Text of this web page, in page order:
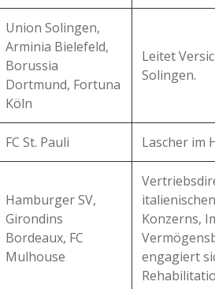
Union Solingen,
Arminia Bielefeld,
Borussia
Dortmund, Fortuna
Köln
Leitet
Solingen.
FC St. Pauli Lascher im
Hamburger SV,
Girondins
Bordeaux, FC
Mulhouse
Konzerns,
engagiert